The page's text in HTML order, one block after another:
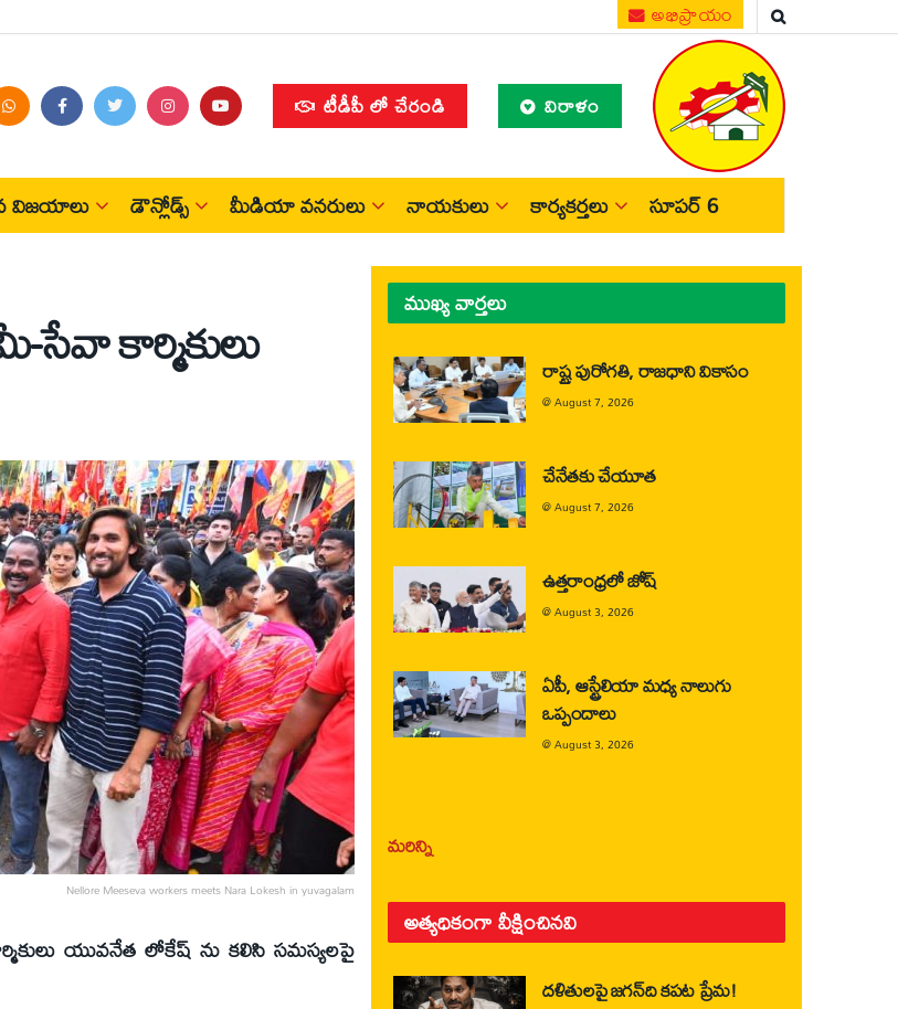
అభిప్రాయం
టీడీపీ లో చేరండి విరాళం
విజయాలు డౌన్లోడ్స్ మీడియా వనరులు నాయకులు కార్యకర్తలు సూపర్ 6
సేవా కార్మికులు
Nellore Meeseva workers meets Nara Lokesh in yuvagalam
యువనేత లోకేష్ ను కలిసి సమస్యలపై
ముఖ్య వార్తలు
రాష్ట్ర పురోగతి, రాజధాని వికాసం
@August 7, 2026
చేనేతకు చేయూత
@August 7, 2026
ఉత్తరాంధ్రలో జోష్
@August 3, 2026
ఏపీ, ఆస్ట్రేలియా మధ్య నాలుగు
ఒప్పందాలు
@August 3, 2026
మరిన్ని
అత్యధికంగా వీక్షించినవి
దళితులపై జగన్‌ది కపట ప్రేమ!